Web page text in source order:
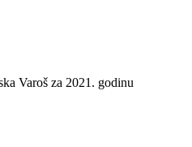
Varoš za 2021. godinu